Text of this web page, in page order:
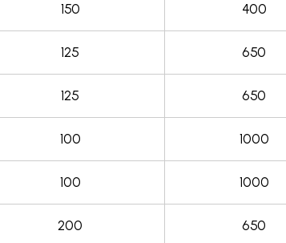
150 400
125 650
125 650
100 1000
100 1000
200 650